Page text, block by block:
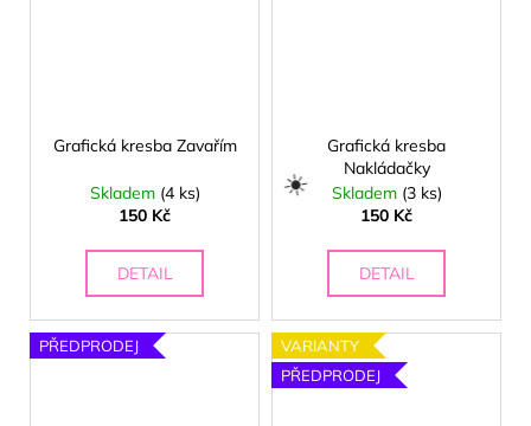
Grafická kresba Zavařím
Skladem (4 ks)
150 Kč
DETAIL
Grafická kresba
Nakládačky
Skladem (3 ks)
150 Kč
DETAIL
PŘEDPRODEJ
VARIANTY
PŘEDPRODEJ